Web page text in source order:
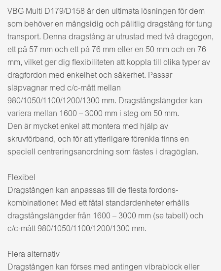
VBG Multi D179/D158 är den ultimata lösningen för dem
som behöver en mångsidig och pålitlig dragstång för tung
transport. Denna dragstång är utrustad med två dragögon,
ett på 57 mm och ett på 76 mm eller en 50 mm och en 76
mm, vilket ger dig flexibiliteten att koppla till olika typer av
dragfordon med enkelhet och säkerhet. Passar
släpvagnar med c/c-mått mellan
980/1050/1100/1200/1300 mm. Dragstångslängder kan
variera mellan 1600 – 3000 mm i steg om 50 mm.
Den är mycket enkel att montera med hjälp av
skruvförband, och för att ytterligare förenkla finns en
speciell centreringsanordning som fästes i dragöglan.
Flexibel
Dragstången kan anpassas till de flesta fordons-
kombinationer. Med ett fåtal standardenheter erhålls
dragstångslängder från 1600 – 3000 mm (se tabell) och
c/c-mått 980/1050/1100/1200/1300 mm.
Flera alternativ
Dragstången kan förses med antingen vibrablock eller